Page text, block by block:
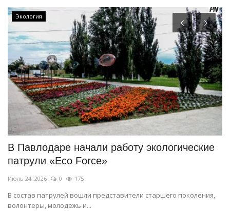
Экология
В Павлодаре начали работу экологические
патрули «Eco Force»
Июль 24, 2026 0 175
В состав патрулей вошли представители старшего поколения,
волонтеры, молодежь и...